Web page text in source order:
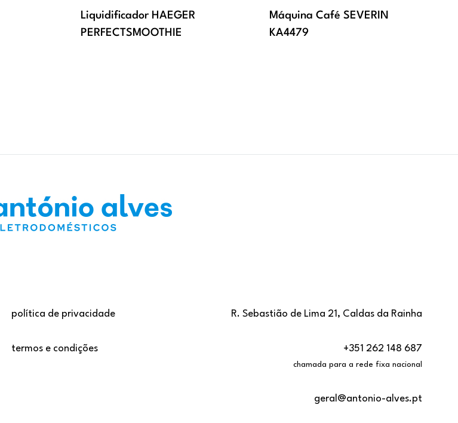
Liquidificador HAEGER
PERFECTSMOOTHIE
Máquina Café SEVERIN
KA4479
política de privacidade
termos e condições
R. Sebastião de Lima 21, Caldas da Rainha
+351 262 148 687
chamada para a rede fixa nacional
geral@antonio-alves.pt